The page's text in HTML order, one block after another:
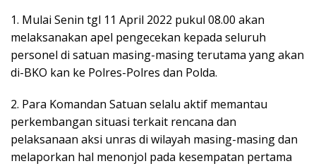
1. Mulai Senin tgl 11 April 2022 pukul 08.00 akan
melaksanakan apel pengecekan kepada seluruh
personel di satuan masing-masing terutama yang akan
di-BKO kan ke Polres-Polres dan Polda.
2. Para Komandan Satuan selalu aktif memantau
perkembangan situasi terkait rencana dan
pelaksanaan aksi unras di wilayah masing-masing dan
melaporkan hal menonjol pada kesempatan pertama